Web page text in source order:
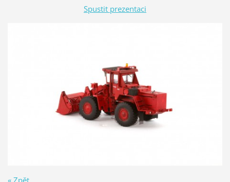
Spustit prezentaci
« Zpět